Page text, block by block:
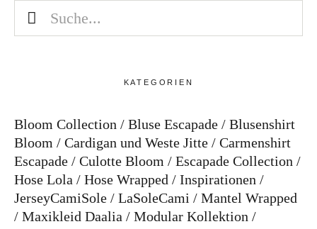
KATEGORIEN
Bloom Collection Bluse Escapade
Blusenshirt
Bloom
Cardigan und Weste Jitte
Carmenshirt
Escapade
Culotte Bloom
Escapade Collection
Hose Lola
Hose Wrapped
Inspirationen
JerseyCamiSole
LaSoleCami
Mantel Wrapped
Maxikleid Daalia
Modular Kollektion